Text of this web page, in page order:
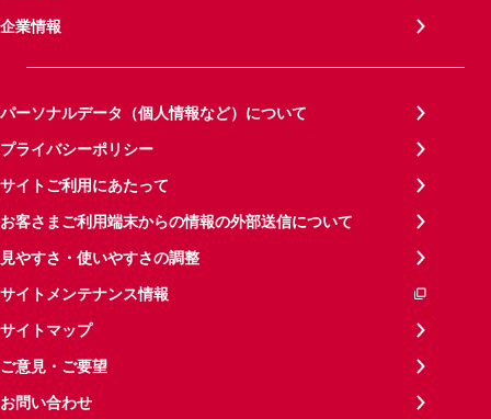
企業情報
パーソナルデータ（個人情報など）について
プライバシーポリシー
サイトご利用にあたって
お客さまご利用端末からの情報の外部送信について
見やすさ・使いやすさの調整
サイトメンテナンス情報
サイトマップ
ご意見・ご要望
お問い合わせ